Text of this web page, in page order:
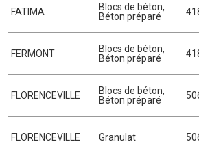
FATIMA Blocs de béton,
Béton préparé
FERMONT Blocs de béton,
Béton préparé
FLORENCEVILLE Blocs de béton,
Béton préparé
FLORENCEVILLE Granulat